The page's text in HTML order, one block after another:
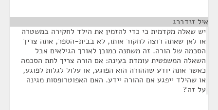
איל זנדברג
יש שאלה מקדמית כי כדי להזמין את הילד לחקירה במשטרה
או לאן שאתה רוצה לחקור אותו, לא בבית-הספר, אתה צריך
הסכמה של הורה. זה משתנה כמובן לאורך הגילאים אבל
השאלה המשפטית עומדת בעינה: אם הורה צריך לתת הסכמה
כאשר אתה יודע שההורה הוא הפוגע, או עלול לגלות לפוגע,
או שהילד ייפגע אם ההורה יידע. האם האפוטרופסות מגינה
על זה?